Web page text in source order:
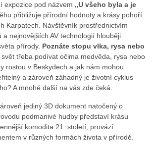
expozice pod názvem „U všeho byla a je
přibližuje přírodní hodnoty a krásy pohoří
Karpatech. Návštěvník prostřednictvím
a nejnovějších AV technologií hlouběji
přírody. Poznáte stopu vlka, rysa nebo
svět třeba podívat očima medvěda, rysa nebo
rostou v Beskydech a jak nám mohou
a zároveň záhadný je životní cyklus
A mnohé další na vás zde čeká.
jediný 3D dokument natočený o
podmanivé hudby představí krásu
komodita 21. století, provází
v různých formách života v přírodě.